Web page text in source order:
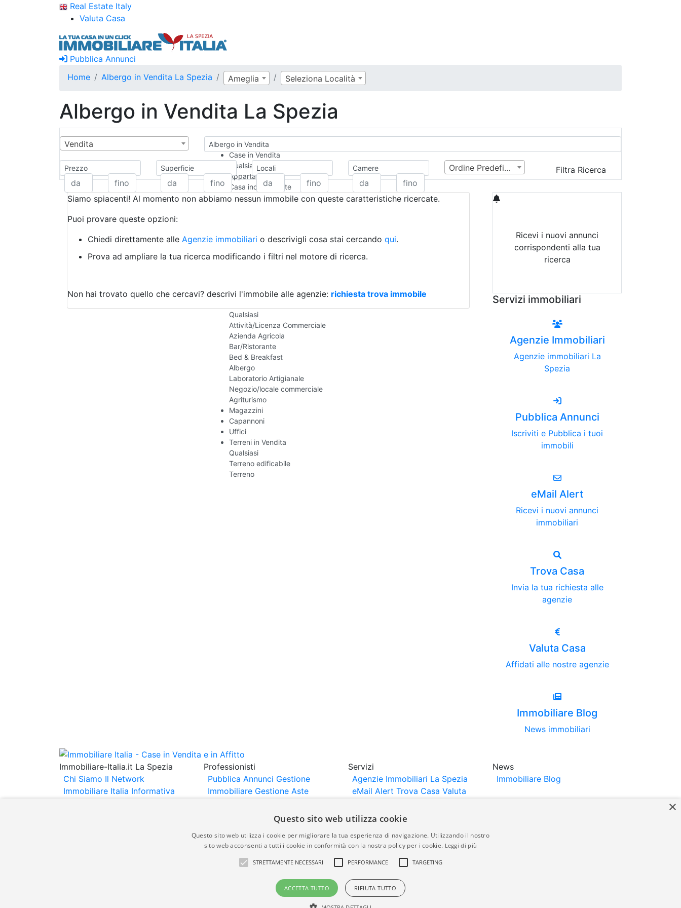
Real Estate Italy
Valuta Casa
Pubblica Annunci
Home
Albergo in Vendita La Spezia Ameglia Seleziona Località
Albergo in Vendita La Spezia
Vendita
Albergo in Vendita
Case in Vendita
Qualsiasi
Appartamento
Casa indipendente
Casa Semi-indipendente
Rustico/Casale
Camera d'Albergo
Box/Garage
Qualsiasi
Attività/Licenza Commerciale
Azienda Agricola
Bar/Ristorante
Bed & Breakfast
Albergo
Laboratorio Artigianale
Negozio/locale commerciale
Agriturismo
Magazzini
Capannoni
Uffici
Terreni in Vendita
Qualsiasi
Terreno edificabile
Terreno
Prezzo Superficie Locali Camere Ordine Predefinito Filtra Ricerca
Siamo spiacenti! Al momento non abbiamo nessun immobile con queste caratteristiche ricercate.
Puoi provare queste opzioni:
Chiedi direttamente alle Agenzie immobiliari o descrivigli cosa stai cercando qui.
Prova ad ampliare la tua ricerca modificando i filtri nel motore di ricerca.
Non hai trovato quello che cercavi? descrivi l'immobile alle agenzie: richiesta trova immobile
Ricevi i nuovi annunci
corrispondenti alla tua
ricerca
Servizi immobiliari
Agenzie Immobiliari
Agenzie immobiliari La
Spezia
Pubblica Annunci
Iscriviti e Pubblica i tuoi
immobili
eMail Alert
Ricevi i nuovi annunci
immobiliari
Trova Casa
Invia la tua richiesta alle
agenzie
Valuta Casa
Affidati alle nostre agenzie
Immobiliare Blog
News immobiliari
Immobiliare-Italia.it La Spezia
Chi Siamo Il Network
Immobiliare Italia Informativa
Professionisti
Pubblica Annunci Gestione
Immobiliare Gestione Aste
Importazione
Servizi
Agenzie Immobiliari La Spezia
eMail Alert Trova Casa Valuta
News
Immobiliare Blog
Gli annunci immobiliari presenti su immobiliare-italia.it vengono pubblicati da agenzie immobiliari e costruttori. La pubblicazione degli annunci
italia.it quindi non è responsabile della veridicità, della correttezza, della completezza, della normativa in materia di privacy e/o di alcun altro
×
Questo sito web utilizza cookie
Questo sito web utilizza i cookie per migliorare la tua esperienza di navigazione. Utilizzando il nostro
sito web acconsenti a tutti i cookie in conformità con la nostra policy per i cookie. Leggi di più
STRETTAMENTE NECESSARI PERFORMANCE TARGETING
ACCETTA TUTTO RIFIUTA TUTTO